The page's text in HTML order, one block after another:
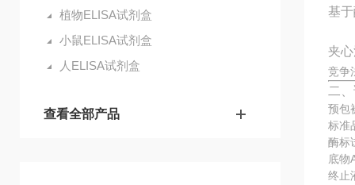
植物ELISA试剂盒
小鼠ELISA试剂盒
人ELISA试剂盒
查看全部产品
基
夹
竞争
二
预包
标准
酶标
底物
终止